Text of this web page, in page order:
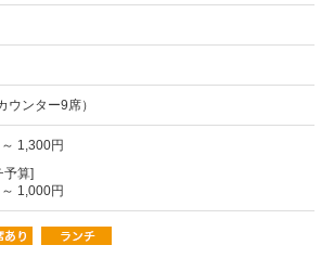
ウンター9席）
1,300円
予算]
1,000円